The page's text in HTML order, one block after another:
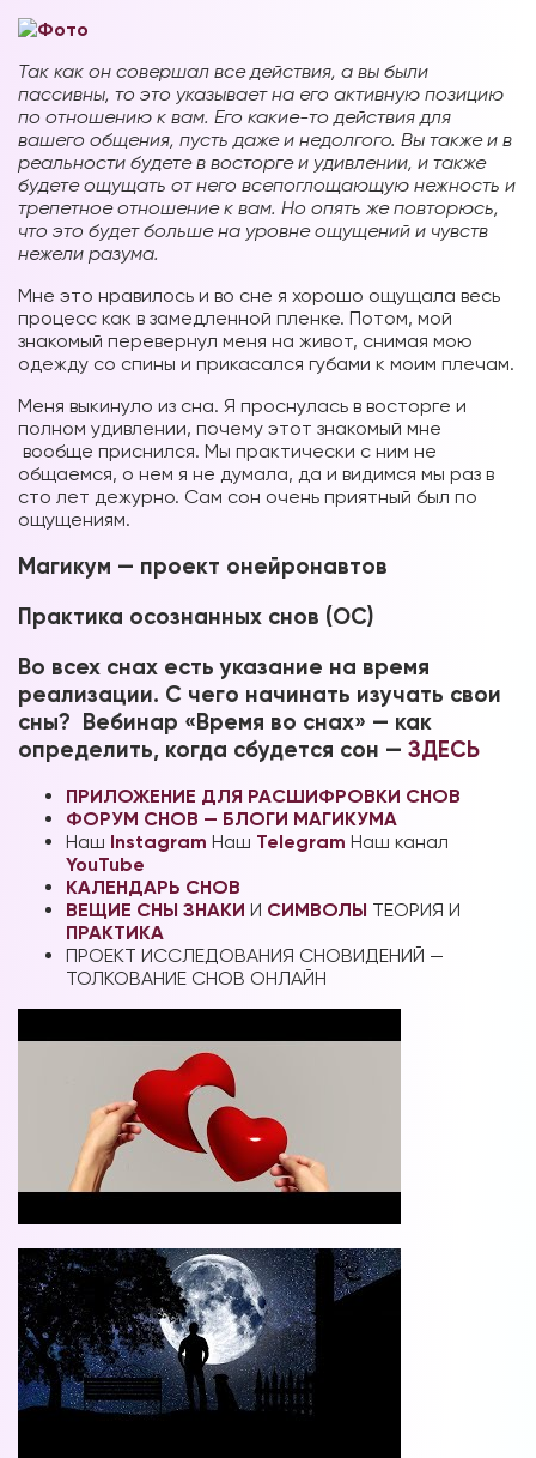
Так как он совершал все действия, а вы были
пассивны, то это указывает на его активную позицию
по отношению к вам. Его какие-то действия для
вашего общения, пусть даже и недолгого. Вы также и в
реальности будете в восторге и удивлении, и также
будете ощущать от него всепоглощающую нежность и
трепетное отношение к вам. Но опять же повторюсь,
что это будет больше на уровне ощущений и чувств
нежели разума.
Мне это нравилось и во сне я хорошо ощущала весь
процесс как в замедленной пленке. Потом, мой
знакомый перевернул меня на живот, снимая мою
одежду со спины и прикасался губами к моим плечам.
Меня выкинуло из сна. Я проснулась в восторге и
полном удивлении, почему этот знакомый мне
вообще приснился. Мы практически с ним не
общаемся, о нем я не думала, да и видимся мы раз в
сто лет дежурно. Сам сон очень приятный был по
ощущениям.
Магикум — проект онейронавтов
Практика осознанных снов (ОС)
Во всех снах есть указание на время
реализации. С чего начинать изучать свои
сны? Вебинар «Время во снах» — как
определить, когда сбудется сон — ЗДЕСЬ
ПРИЛОЖЕНИЕ ДЛЯ РАСШИФРОВКИ СНОВ
ФОРУМ СНОВ — БЛОГИ МАГИКУМА
Наш Instagram Наш Telegram Наш канал
YouTube
КАЛЕНДАРЬ СНОВ
ВЕЩИЕ СНЫ ЗНАКИ И СИМВОЛЫ ТЕОРИЯ И
ПРАКТИКА
ПРОЕКТ ИССЛЕДОВАНИЯ СНОВИДЕНИЙ —
ТОЛКОВАНИЕ СНОВ ОНЛАЙН